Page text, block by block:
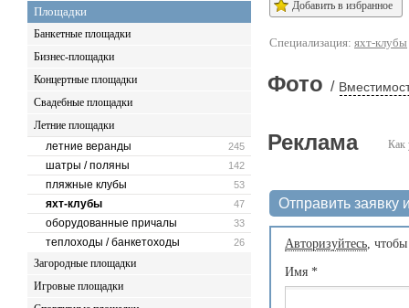
Площадки
Банкетные площадки
Бизнес-площадки
Концертные площадки
Свадебные площадки
Летние площадки
245
летние веранды
142
шатры / поляны
53
пляжные клубы
47
яхт-клубы
33
оборудованные причалы
26
теплоходы / банкетоходы
Загородные площадки
Игровые площадки
Добавить в избранное
Специализация: яхт-клубы
Фото /
Как
Реклама
Отправить заявку
Авторизуйтесь,
Имя *